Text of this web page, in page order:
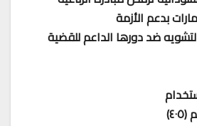
بدعم الأزمة
ضد دورها الداعم للقضية